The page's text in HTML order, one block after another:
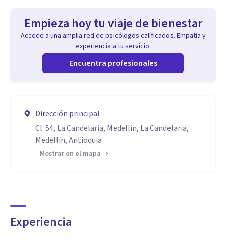
Empieza hoy tu viaje de bienestar
Accede a una amplia red de psicólogos calificados. Empatía y
experiencia a tu servicio.
Encuentra profesionales
Dirección principal
Cl. 54, La Candelaria, Medellín, La Candelaria,
Medellín, Antioquia
Mostrar en el mapa
Experiencia